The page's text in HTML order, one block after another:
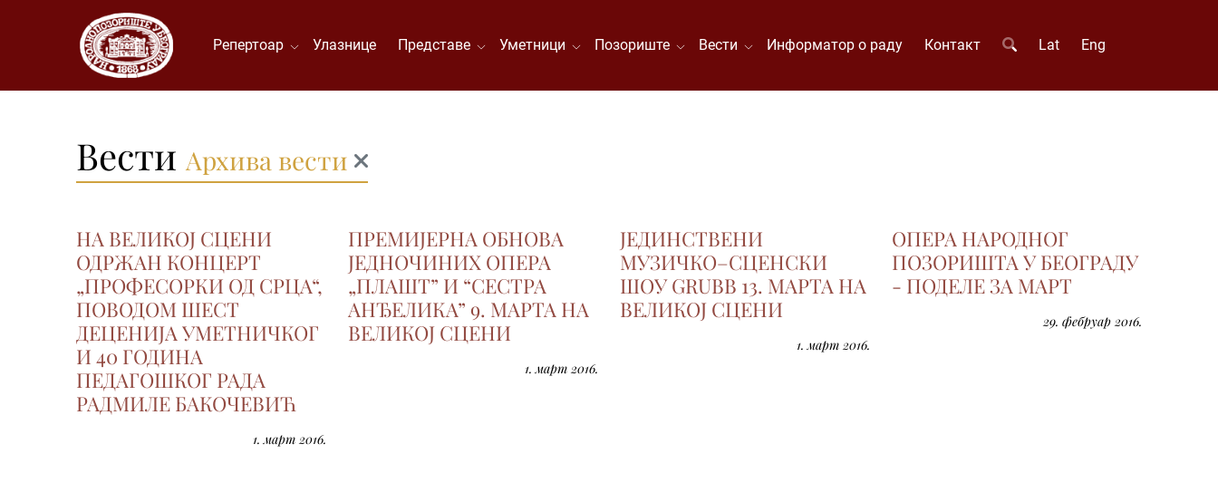
Репертоар Улазнице Представе Уметници Позориште Вести Информатор о раду Контакт Lat Eng
Вести Архива вести
НА ВЕЛИКОЈ СЦЕНИ
ОДРЖАН КОНЦЕРТ
„ПРОФЕСОРКИ ОД СРЦА“,
ПОВОДОМ ШЕСТ
ДЕЦЕНИЈА УМЕТНИЧКОГ
И 40 ГОДИНА
ПЕДАГОШКОГ РАДА
РАДМИЛЕ БАКОЧЕВИЋ
1. март 2016.
ПРЕМИЈЕРНА ОБНОВА
ЈЕДНОЧИНИХ ОПЕРА
„ПЛАШТ” И “СЕСТРА
АНЂЕЛИКА” 9. МАРТА НА
ВЕЛИКОЈ СЦЕНИ
1. март 2016.
ЈЕДИНСТВЕНИ
МУЗИЧКО–СЦЕНСКИ
ШОУ GRUBB 13. МАРТА НА
ВЕЛИКОЈ СЦЕНИ
1. март 2016.
ОПЕРА НАРОДНОГ
ПОЗОРИШТА У БЕОГРАДУ
- ПОДЕЛЕ ЗА МАРТ
29. фебруар 2016.